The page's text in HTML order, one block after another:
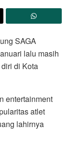
SAGA
lalu masih
di Kota
entertainment
atlet
lahirnya